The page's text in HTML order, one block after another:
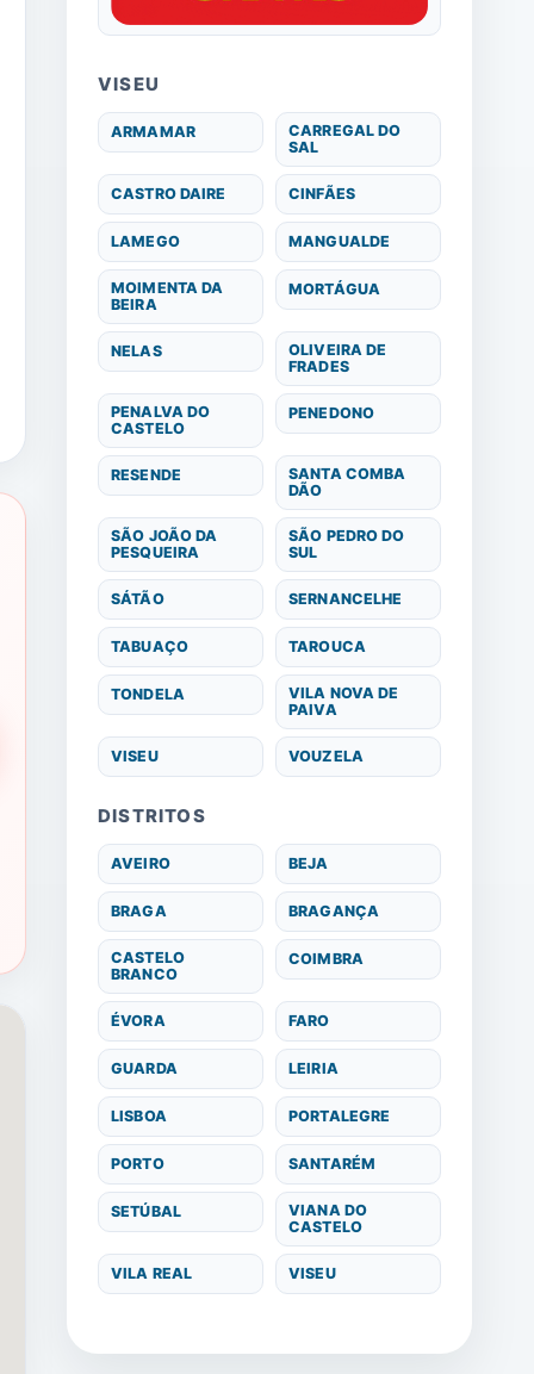
VISEU
ARMAMAR
CARREGAL DO
SAL
CASTRO DAIRE CINFÃES
LAMEGO MANGUALDE
MOIMENTA DA
BEIRA
MORTÁGUA
NELAS
OLIVEIRA DE
FRADES
PENALVA DO
CASTELO
PENEDONO
RESENDE
SANTA COMBA
DÃO
SÃO JOÃO DA
PESQUEIRA
SÃO PEDRO DO
SUL
SÁTÃO SERNANCELHE
TABUAÇO TAROUCA
TONDELA
VILA NOVA DE
PAIVA
VISEU VOUZELA
DISTRITOS
AVEIRO BEJA
BRAGA BRAGANÇA
CASTELO
BRANCO
COIMBRA
ÉVORA FARO
GUARDA LEIRIA
LISBOA PORTALEGRE
PORTO SANTARÉM
SETÚBAL
VIANA DO
CASTELO
VILA REAL VISEU